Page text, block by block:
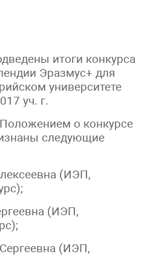
итоги конкурса
Эразмус+ для
университете
уч. г.
о конкурсе
следующие
(ИЭП,
(ИЭП,
(ИЭП,